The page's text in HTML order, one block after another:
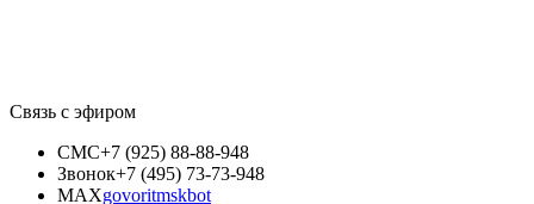
Связь с эфиром
СМС+7 (925) 88-88-948
Звонок+7 (495) 73-73-948
MAXgovoritmskbot